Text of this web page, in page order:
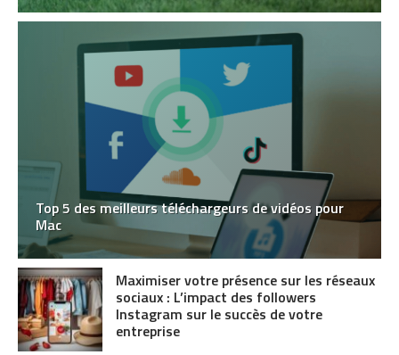
Top 5 des meilleurs téléchargeurs de vidéos pour
Mac
Maximiser votre présence sur les réseaux
sociaux : L’impact des followers
Instagram sur le succès de votre
entreprise